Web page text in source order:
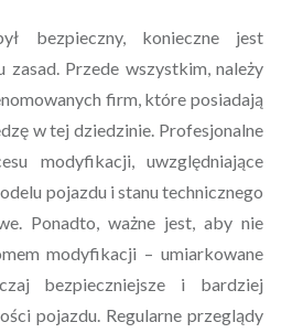
bezpieczny, konieczne jest
zasad. Przede wszystkim, należy
firm, które posiadają
w tej dziedzinie. Profesjonalne
modyfikacji, uwzględniające
pojazdu i stanu technicznego
Ponadto, ważne jest, aby nie
modyfikacji – umiarkowane
bezpieczniejsze i bardziej
pojazdu. Regularne przeglądy